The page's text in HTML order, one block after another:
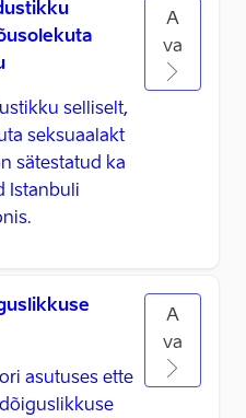
selliselt,
seksuaalakt
sätestatud ka
Istanbuli
A
va
asutuses ette
A
va